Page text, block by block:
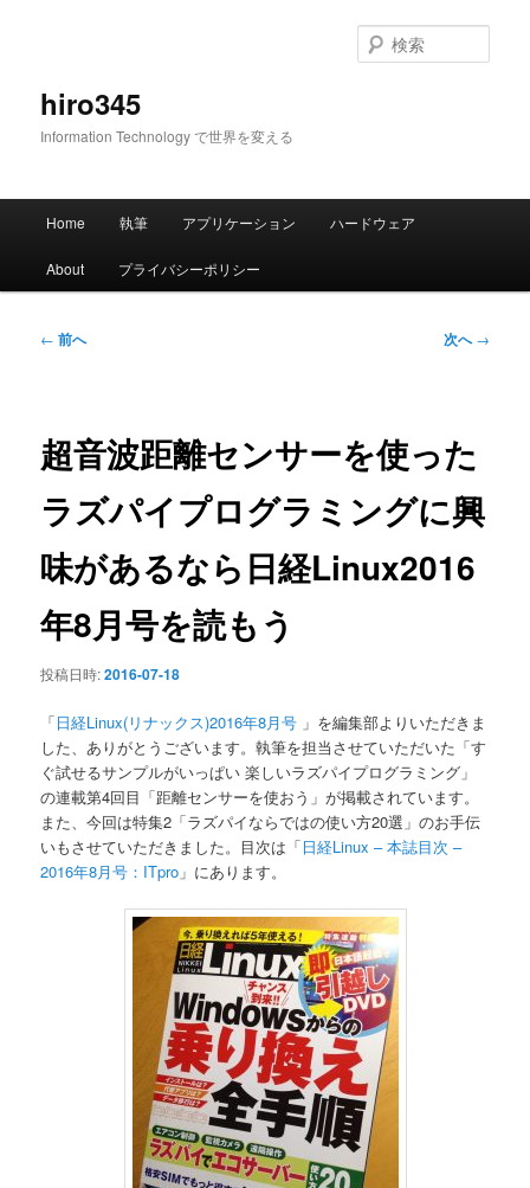
hiro345
Information Technology で世界を変える
索
メ
Home 執筆 アプリケーション ハードウェア
About プライバシーポリシー
投
ゲ
ー
ョ
ン
← 前へ 次へ→
超音波距離センサーを使った
ラズパイプログラミングに興
味があるなら日経Linux2016
年8月号を読もう
投稿日時:2016-07-18
「日経Linux(リナックス)2016年8月号 」を編集部よりいただきま
した、ありがとうございます。執筆を担当させていただいた「す
ぐ試せるサンプルがいっぱい 楽しいラズパイプログラミング」
の連載第4回目「距離センサーを使おう」が掲載されています。
また、今回は特集2「ラズパイならではの使い方20選」のお手伝
いもさせていただきました。目次は「日経Linux – 本誌目次 –
2016年8月号：ITpro 」にあります。